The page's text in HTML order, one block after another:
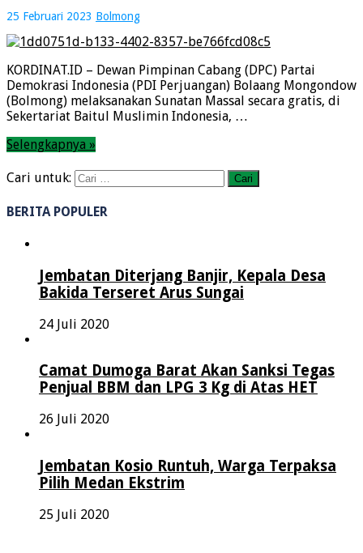
25 Februari 2023 Bolmong
KORDINAT.ID – Dewan Pimpinan Cabang (DPC) Partai
Demokrasi Indonesia (PDI Perjuangan) Bolaang Mongondow
(Bolmong) melaksanakan Sunatan Massal secara gratis, di
Sekertariat Baitul Muslimin Indonesia, …
Selengkapnya »
Cari untuk:
BERITA POPULER
Jembatan Diterjang Banjir, Kepala Desa
Bakida Terseret Arus Sungai
24 Juli 2020
Camat Dumoga Barat Akan Sanksi Tegas
Penjual BBM dan LPG 3 Kg di Atas HET
26 Juli 2020
Jembatan Kosio Runtuh, Warga Terpaksa
Pilih Medan Ekstrim
25 Juli 2020